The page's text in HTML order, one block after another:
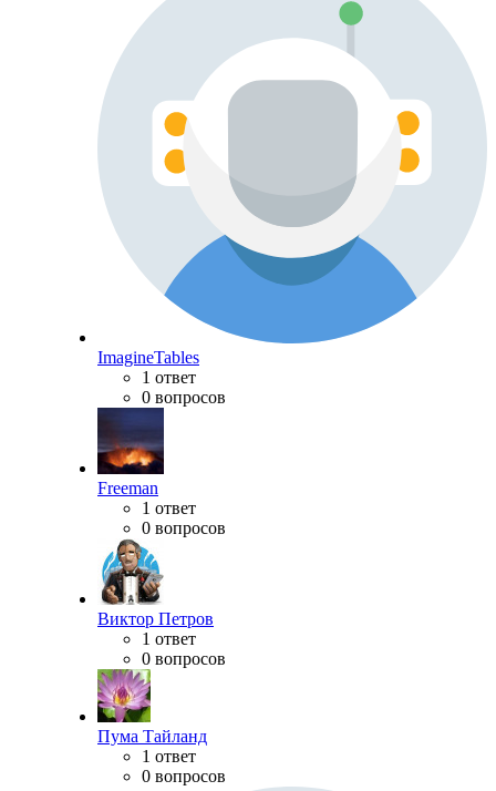
ImagineTables
1 ответ
0 вопросов
Freeman
1 ответ
0 вопросов
Виктор Петров
1 ответ
0 вопросов
Пума Тайланд
1 ответ
0 вопросов